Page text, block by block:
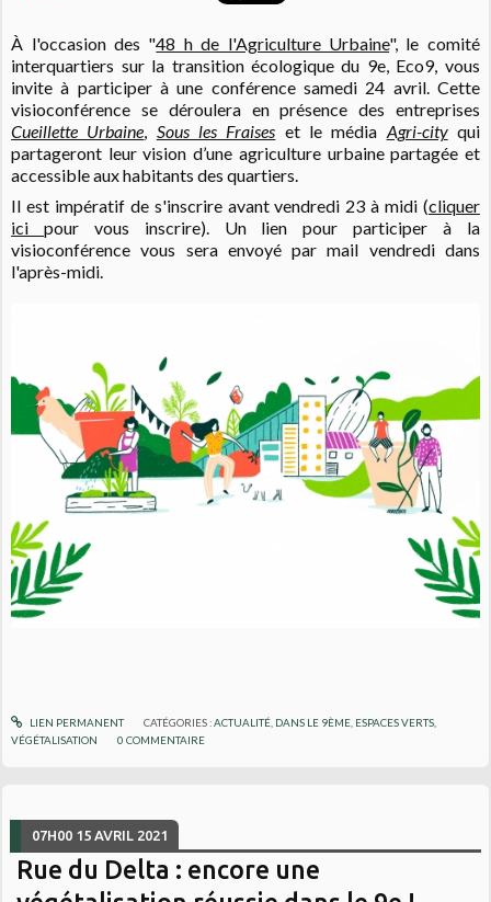
À l'occasion des "48 h de l'Agriculture Urbaine", le comité
interquartiers sur la transition écologique du 9e, Eco9, vous
invite à participer à une conférence samedi 24 avril. Cette
visioconférence se déroulera en présence des entreprises
Cueillette Urbaine, Sous les Fraises et le média Agri-cityqui
partageront leur vision d’une agriculture urbaine partagée et
accessible aux habitants des quartiers.
Il est impératif de s'inscrire avant vendredi 23 à midi (cliquer
ici pour vous inscrire). Un lien pour participer à la
visioconférence vous sera envoyé par mail vendredi dans
l'après-midi.
LIEN PERMANENT CATÉGORIES :ACTUALITÉ, DANS LE 9ÈME, ESPACES VERTS,
VÉGÉTALISATION
0 COMMENTAIRE
07H00 15 AVRIL 2021
Rue du Delta : encore une